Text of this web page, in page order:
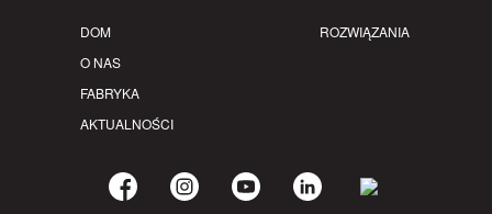
DOM
O NAS
FABRYKA
AKTUALNOŚCI
ROZWIĄZANIA